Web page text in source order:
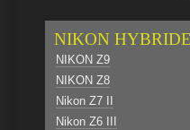
NIKON
NIKON Z9
NIKON Z8
Nikon Z7 II
Nikon Z6 III